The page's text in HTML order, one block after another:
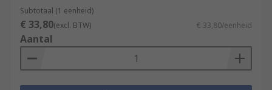
Subtotaal (1 eenheid)
€ 33,80(excl. BTW) € 33,80/eenheid
Aantal